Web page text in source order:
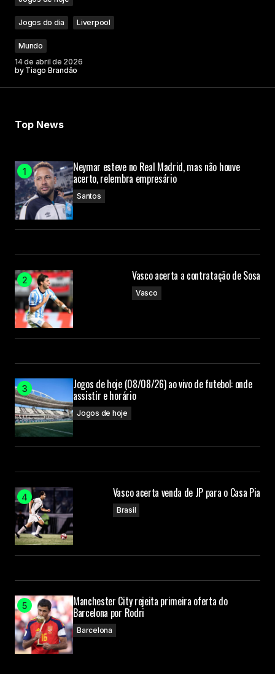
Jogos do dia Liverpool
Mundo
14 de abril de 2026
by Tiago Brandão
Top News
Neymar esteve no Real Madrid, mas não houve
acerto, relembra empresário
Santos
Vasco acerta a contratação de Sosa
Vasco
Jogos de hoje (08/08/26) ao vivo de futebol: onde
assistir e horário
Jogos de hoje
Vasco acerta venda de JP para o Casa Pia
Brasil
Manchester City rejeita primeira oferta do
Barcelona por Rodri
Barcelona